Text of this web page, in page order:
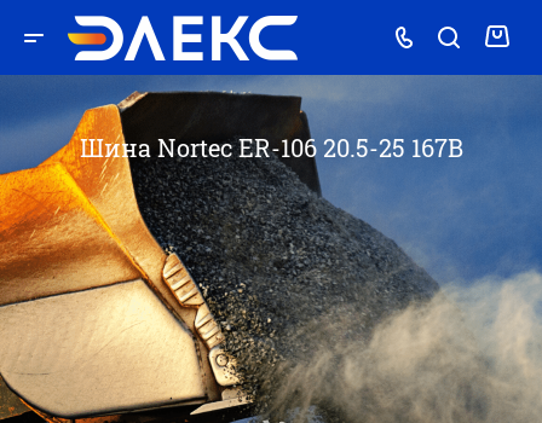
Шина Nortec ER-106 20.5-25 167B